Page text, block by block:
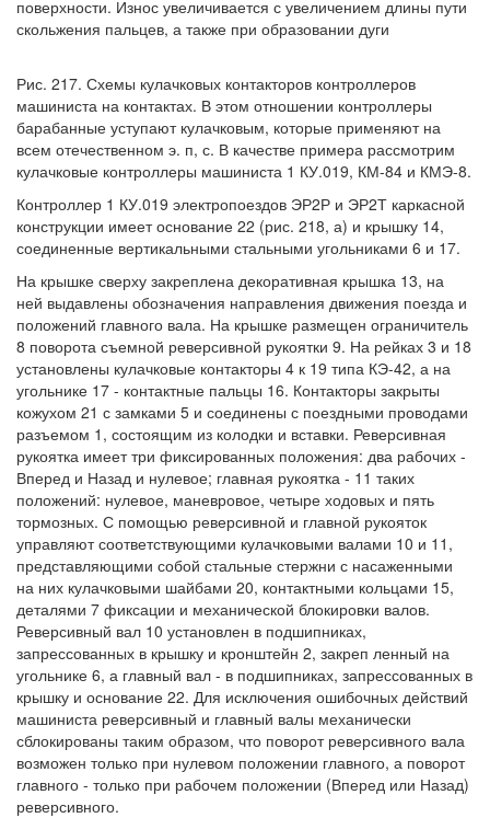
поверхности. Износ увеличивается с увеличением длины пути
скольжения пальцев, а также при образовании дуги
Рис. 217. Схемы кулачковых контакторов контроллеров
машиниста на контактах. В этом отношении контроллеры
барабанные уступают кулачковым, которые применяют на
всем отечественном э. п, с. В качестве примера рассмотрим
кулачковые контроллеры машиниста 1 КУ.019, КМ-84 и КМЭ-8.
Контроллер 1 КУ.019 электропоездов ЭР2Р и ЭР2Т каркасной
конструкции имеет основание 22 (рис. 218, а) и крышку 14,
соединенные вертикальными стальными угольниками 6 и 17.
На крышке сверху закреплена декоративная крышка 13, на
ней выдавлены обозначения направления движения поезда и
положений главного вала. На крышке размещен ограничитель
8 поворота съемной реверсивной рукоятки 9. На рейках 3 и 18
установлены кулачковые контакторы 4 к 19 типа КЭ-42, а на
угольнике 17 - контактные пальцы 16. Контакторы закрыты
кожухом 21 с замками 5 и соединены с поездными проводами
разъемом 1, состоящим из колодки и вставки. Реверсивная
рукоятка имеет три фиксированных положения: два рабочих -
Вперед и Назад и нулевое; главная рукоятка - 11 таких
положений: нулевое, маневровое, четыре ходовых и пять
тормозных. С помощью реверсивной и главной рукояток
управляют соответствующими кулачковыми валами 10 и 11,
представляющими собой стальные стержни с насаженными
на них кулачковыми шайбами 20, контактными кольцами 15,
деталями 7 фиксации и механической блокировки валов.
Реверсивный вал 10 установлен в подшипниках,
запрессованных в крышку и кронштейн 2, закреп ленный на
угольнике 6, а главный вал - в подшипниках, запрессованных в
крышку и основание 22. Для исключения ошибочных действий
машиниста реверсивный и главный валы механически
сблокированы таким образом, что поворот реверсивного вала
возможен только при нулевом положении главного, а поворот
главного - только при рабочем положении (Вперед или Назад)
реверсивного.